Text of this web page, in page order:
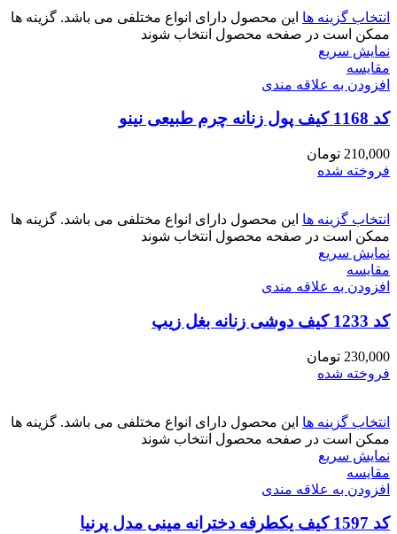
انتخاب گزینه ها این محصول دارای انواع مختلفی می باشد. گزینه ها
ممکن است در صفحه محصول انتخاب شوند
نمایش سریع
مقايسه
افزودن به علاقه مندی
کد 1168 کیف پول زنانه چرم طبیعی نینو
210,000 تومان
فروخته شده
انتخاب گزینه ها این محصول دارای انواع مختلفی می باشد. گزینه ها
ممکن است در صفحه محصول انتخاب شوند
نمایش سریع
مقايسه
افزودن به علاقه مندی
کد 1233 کیف دوشی زنانه بغل زیپ
230,000 تومان
فروخته شده
انتخاب گزینه ها این محصول دارای انواع مختلفی می باشد. گزینه ها
ممکن است در صفحه محصول انتخاب شوند
نمایش سریع
مقايسه
افزودن به علاقه مندی
کد 1597 کیف یکطرفه دخترانه مینی مدل پرنیا